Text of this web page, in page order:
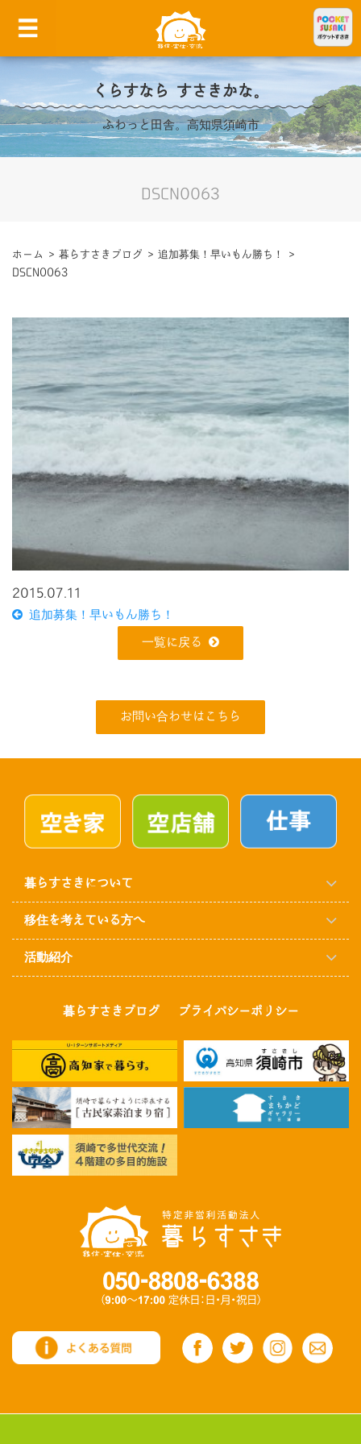
くらすなら すさきかな。
ふわっと田舎。高知県須崎市
DSCN0063
ホーム > 暮らすさきブログ > 追加募集！早いもん勝ち！
>
DSCN0063
2015.07.11
追加募集！早いもん勝ち！
一覧に戻る
お問い合わせはこちら
暮らすさきについて
移住を考えている方へ
活動紹介
暮らすさきブログ プライバシーポリシー